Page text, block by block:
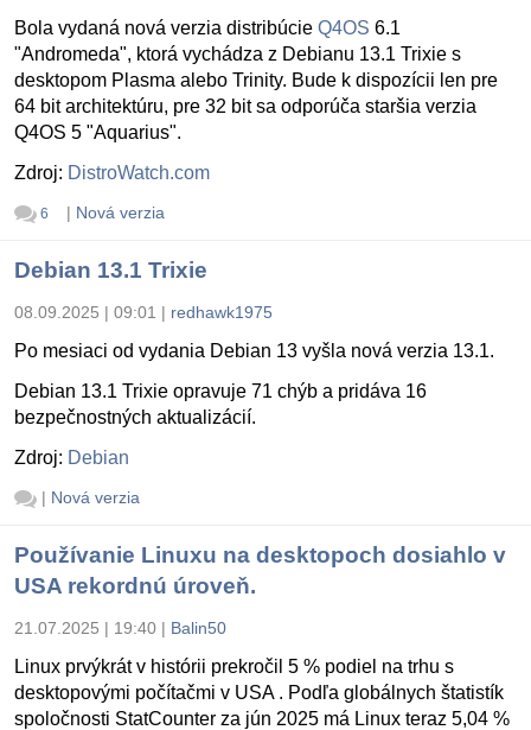
Bola vydaná nová verzia distribúcie Q4OS 6.1
"Andromeda", ktorá vychádza z Debianu 13.1 Trixie s
desktopom Plasma alebo Trinity. Bude k dispozícii len pre
64 bit architektúru, pre 32 bit sa odporúča staršia verzia
Q4OS 5 "Aquarius".
Zdroj: DistroWatch.com
6 | Nová verzia
Debian 13.1 Trixie
08.09.2025 | 09:01 | redhawk1975
Po mesiaci od vydania Debian 13 vyšla nová verzia 13.1.
Debian 13.1 Trixie opravuje 71 chýb a pridáva 16
bezpečnostných aktualizácií.
Zdroj: Debian
| Nová verzia
Používanie Linuxu na desktopoch dosiahlo v
USA rekordnú úroveň.
21.07.2025 | 19:40 | Balin50
Linux prvýkrát v histórii prekročil 5 % podiel na trhu s
desktopovými počítačmi v USA . Podľa globálnych štatistík
spoločnosti StatCounter za jún 2025 má Linux teraz 5,04 %